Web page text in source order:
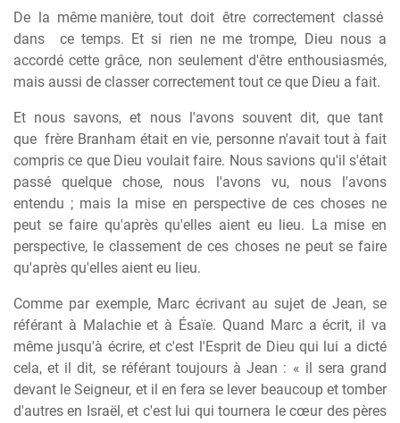
De la même manière, tout doit être correctement classé
dans
ce temps. Et si rien ne me trompe, Dieu nous a
accordé cette grâce, non seulement d'être enthousiasmés,
mais aussi de classer correctement tout ce que Dieu a fait.
Et nous savons, et nous l'avons souvent dit, que tant
que frère Branham était en vie, personne n'avait tout à fait
compris ce que Dieu voulait faire. Nous savions qu'il s'était
passé quelque chose, nous l'avons vu, nous l'avons
entendu ; mais la mise en perspective de ces choses ne
peut se faire qu'après qu'elles aient eu lieu. La mise en
perspective, le classement de ces choses ne peut se faire
qu'après qu'elles aient eu lieu.
Comme par exemple, Marc écrivant au sujet de Jean, se
référant à Malachie et à Ésaïe. Quand Marc a écrit, il va
même jusqu'à écrire, et c'est l'Esprit de Dieu qui lui a dicté
cela, et il dit, se référant toujours à Jean : « il sera grand
devant le Seigneur, et il en fera se lever beaucoup et tomber
d'autres en Israël, et c'est lui qui tournera le cœur des pères